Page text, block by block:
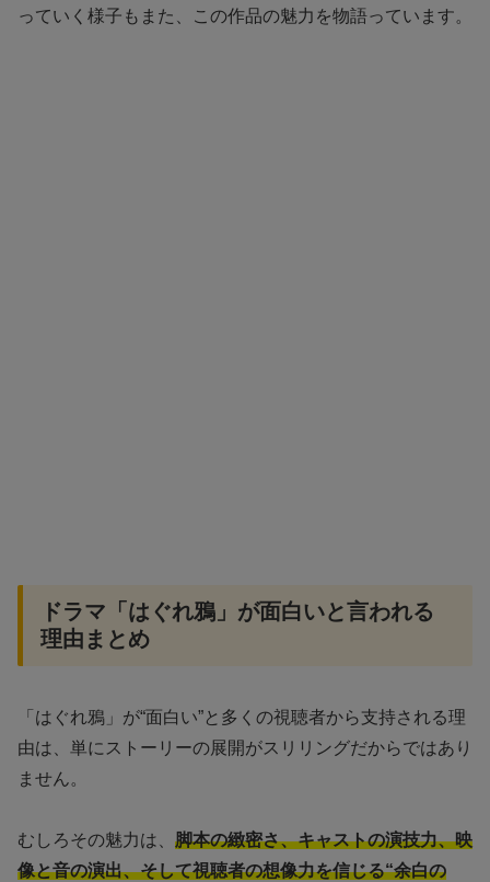
っていく様子もまた、この作品の魅力を物語っています。
ドラマ「はぐれ鴉」が面白いと言われる
理由まとめ
「はぐれ鴉」が“面白い”と多くの視聴者から支持される理
由は、単にストーリーの展開がスリリングだからではあり
ません。
むしろその魅力は、 脚本の緻密さ、キャストの演技力、映
像と音の演出、そして視聴者の想像力を信じる“余白の